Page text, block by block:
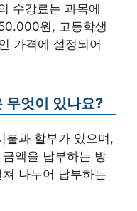
수강료는 과목에
원, 고등학생
가격에 설정되어
무엇이 있나요?
불과 할부가 있으며,
액을 납부하는 방
나누어 납부하는